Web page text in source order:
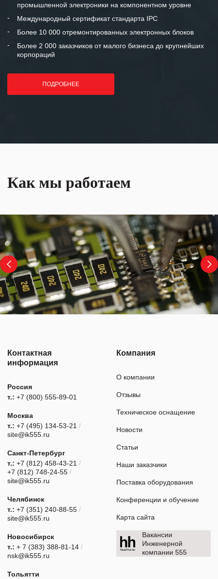
отношения и искренне желаем
«Инженерной компании «555» долгих
промышленной электроники на компонентном уровне
Международный сертификат стандарта IPC
Более 10 000 отремонтированных электронных блоков
Более 2 000 заказчиков от малого бизнеса до крупнейших
корпораций
ПОДРОБНЕЕ
Как мы работаем
Контактная
информация
Россия
т.: +7 (800) 555-89-01
Москва
т.: +7 (495) 134-53-21 /
site@ik555.ru
Санкт-Петербург
т.: +7 (812) 458-43-21 /
+7 (812) 748-24-55 /
site@ik555.ru
Челябинск
т.: +7 (351) 240-88-55 /
site@ik555.ru
Новосибирск
т.: + 7 (383) 388-81-14 /
nsk@ik555.ru
Тольятти
Компания
О компании
Отзывы
Техническое оснащение
Новости
Статьи
Наши заказчики
Поставка оборудования
Конференции и обучение
Карта сайта
Вакансии
Инженерной
компании 555